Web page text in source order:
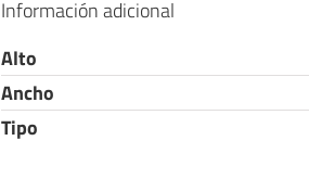
Información adicional
Alto
Ancho
Tipo